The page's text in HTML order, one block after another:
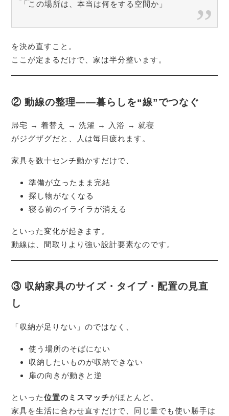
「この場所は、本当は何をする空間か」
を決め直すこと。
ここが定まるだけで、家は半分整います。
② 動線の整理――暮らしを“線”でつなぐ
帰宅 → 着替え → 洗濯 → 入浴 → 就寝
がジグザグだと、人は毎日疲れます。
家具を数十センチ動かすだけで、
準備が立ったまま完結
探し物がなくなる
寝る前のイライラが消える
といった変化が起きます。
動線は、間取りより強い設計要素なのです。
③ 収納家具のサイズ・タイプ・配置の見直
し
「収納が足りない」のではなく、
使う場所のそばにない
収納したいものが収納できない
扉の向きが動きと逆
といった位置のミスマッチがほとんど。
家具を生活に合わせ直すだけで、同じ量でも使い勝手は